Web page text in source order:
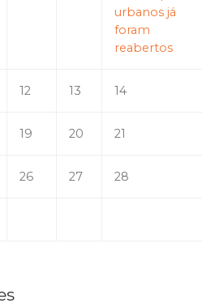
urbanos já
foram
reabertos
12 13 14
19 20 21
26 27 28